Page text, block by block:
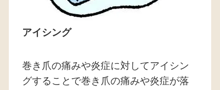
アイシング
巻き爪の痛みや炎症に対してアイシン
グすることで巻き爪の痛みや炎症が落